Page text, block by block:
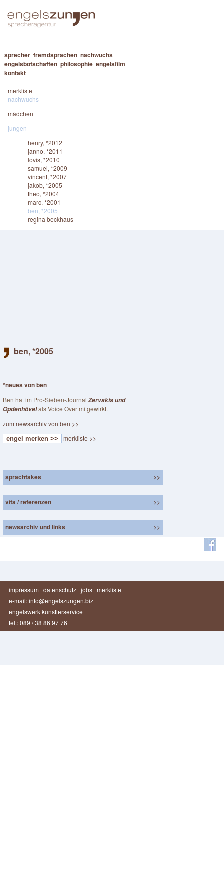
sprecher fremdsprachen nachwuchs
engelsbotschaften philosophie engelsfilm
kontakt
merkliste
nachwuchs
mädchen
jungen
henry, *2012
janno, *2011
lovis, *2010
samuel, *2009
vincent, *2007
jakob, *2005
theo, *2004
marc, *2001
ben, *2005
regina beckhaus
ben, *2005
*neues von ben
Ben hat im Pro-Sieben-Journal Zervakis und
Opdenhövelals Voice Over mitgewirkt.
zum newsarchiv von ben >>
engel merken >> merkliste >>
sprachtakes >>
vita / referenzen >>
newsarchiv und links >>
impressum datenschutz jobs merkliste
e-mail: info@engelszungen.biz
engelswerk künstlerservice
tel.: 089 / 38 86 97 76